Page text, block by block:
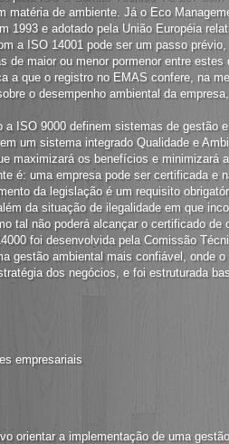
matéria de ambiente. Já o Eco
1993 e adotado pela União Européia
a ISO 14001 pode ser um passo
de maior ou menor pormenor entre
a que o registro no EMAS confere, na
o desempenho ambiental da
a ISO 9000 definem sistemas de gestão
um sistema integrado Qualidade e
maximizará os benefícios e minimizará
é: uma empresa pode ser certificada e
da legislação é um requisito
da situação de ilegalidade em que
tal não poderá alcançar o certificado de
foi desenvolvida pela Comissão
gestão ambiental mais confiável, onde
dos negócios, e foi estruturada
empresariais
orientar a implementação de uma